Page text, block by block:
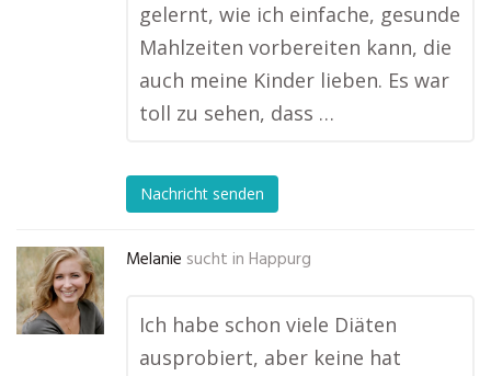
gelernt, wie ich einfache, gesunde
Mahlzeiten vorbereiten kann, die
auch meine Kinder lieben. Es war
toll zu sehen, dass …
Nachricht senden
Melanie sucht in Happurg
Ich habe schon viele Diäten
ausprobiert, aber keine hat